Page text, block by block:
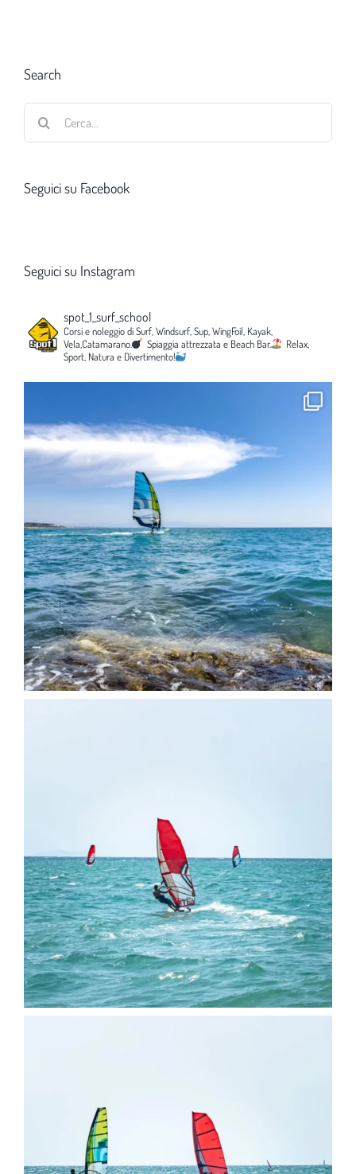
Search
Cerca
Seguici su Facebook
Seguici su Instagram
spot_1_surf_school
Corsi e noleggio di Surf, Windsurf, Sup, WingFoil, Kayak,
Vela,Catamarano.
Spiaggia attrezzata e Beach Bar.
Relax,
Sport, Natura e Divertimento!